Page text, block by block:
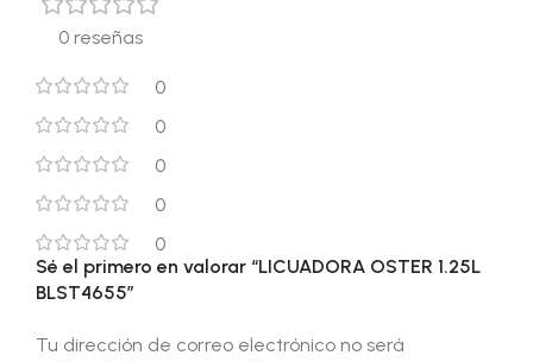
0 reseñas
0
0
0
0
0
Sé el primero en valorar “LICUADORA OSTER 1.25L
BLST4655”
Tu dirección de correo electrónico no será